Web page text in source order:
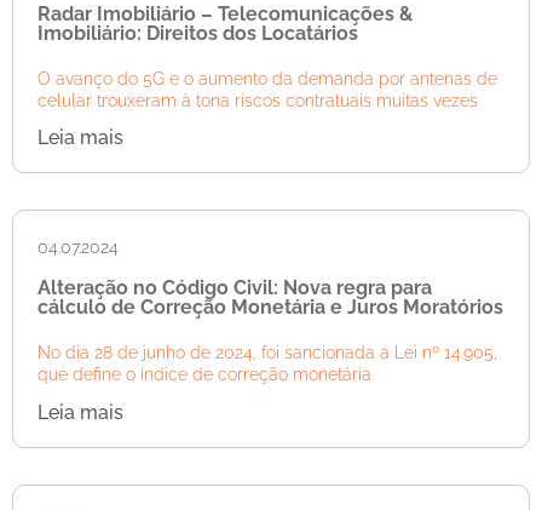
Radar Imobiliário – Telecomunicações &
Imobiliário: Direitos dos Locatários
O avanço do 5G e o aumento da demanda por antenas de
celular trouxeram à tona riscos contratuais muitas vezes
Leia mais
04.07.2024
Alteração no Código Civil: Nova regra para
cálculo de Correção Monetária e Juros Moratórios
No dia 28 de junho de 2024, foi sancionada a Lei nº 14.905,
que define o índice de correção monetária
Leia mais